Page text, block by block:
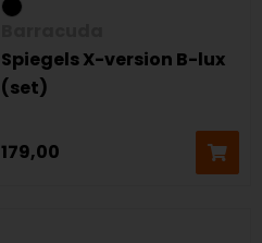
Spiegels X-version B-lux
(set)
179,00